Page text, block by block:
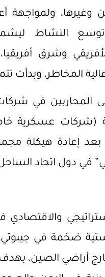
وغيرها،
النشاط
وشرق
المخاطر، وبدأت
في شركات
(شركات عسكرية
إعادة هيكلة
في دول اتحاد
والاقتصادي
ضخمة في
أول قاعد خارج أراضي